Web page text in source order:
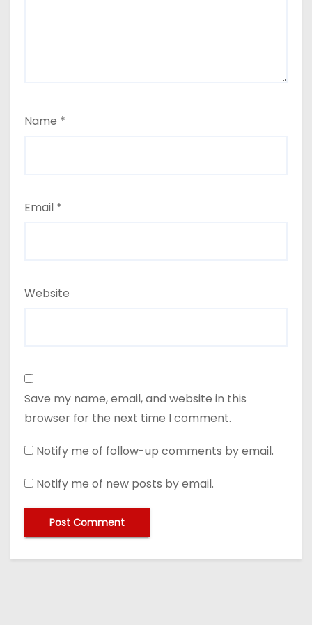
Name *
Email *
Website
Save my name, email, and website in this
browser for the next time I comment.
Notify me of follow-up comments by email.
Notify me of new posts by email.